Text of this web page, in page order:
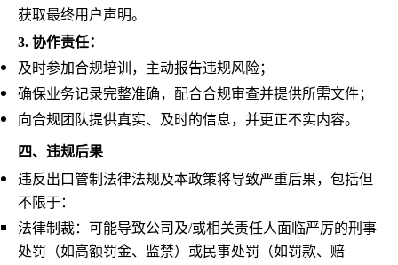
获取最终用户声明。
3. 协作责任：
及时参加合规培训，主动报告违规风险；
确保业务记录完整准确，配合合规审查并提供所需文件；
向合规团队提供真实、及时的信息，并更正不实内容。
四、违规后果
违反出口管制法律法规及本政策将导致严重后果，包括但
不限于：
法律制裁：可能导致公司及/或相关责任人面临严厉的刑事
处罚（如高额罚金、监禁）或民事处罚（如罚款、赔